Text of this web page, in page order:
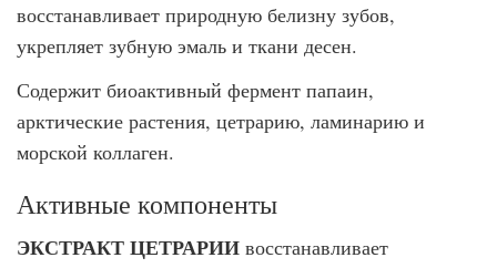
восстанавливает природную белизну зубов,
укрепляет зубную эмаль и ткани десен.
Содержит биоактивный фермент папаин,
арктические растения, цетрарию, ламинарию и
морской коллаген.
Активные компоненты
ЭКСТРАКТ ЦЕТРАРИИ восстанавливает